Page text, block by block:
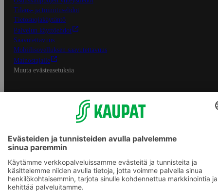
Tilaus- ja toimitusehdot
Tietosuojakäytäntö
Palvelun käyttöehdot
Saavutettavuus
Mobiilisovelluksen saavutettavuus
Mainostajalle
Muuta evästeasetuksia
S-ryhmän palvelut
S-ryhmä
Asiakasomistajuus
S-ostoslista -sovellus
Prisma.fi
Sokos.fi